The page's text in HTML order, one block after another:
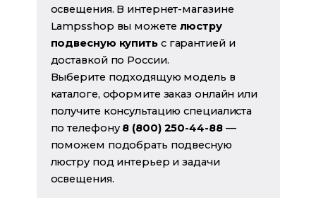
освещения. В интернет-магазине
Lampsshop вы можете люстру
подвесную купитьс гарантией и
доставкой по России.
Выберите подходящую модель в
каталоге, оформите заказ онлайн или
получите консультацию специалиста
по телефону8 (800) 250-44-88—
поможем подобрать подвесную
люстру под интерьер и задачи
освещения.